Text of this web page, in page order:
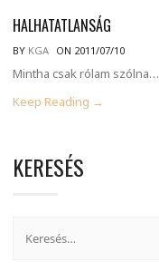
HALHATATLANSÁG
BY KGA ON 2011/07/10
Mintha csak rólam szólna…
Keep Reading →
KERESÉS